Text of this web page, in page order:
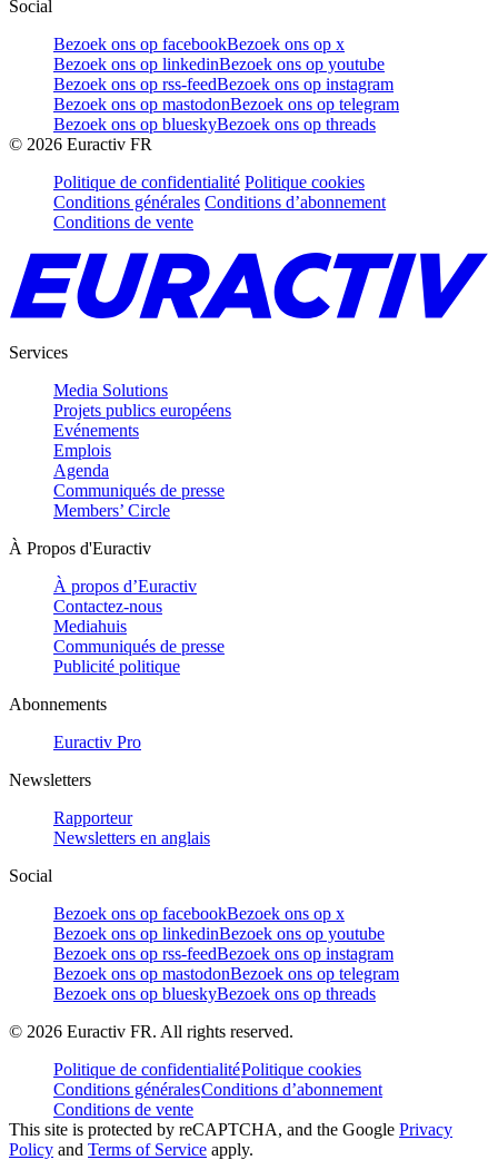
Social
Bezoek ons op facebookBezoek ons op x
Bezoek ons op linkedinBezoek ons op youtube
Bezoek ons op rss-feedBezoek ons op instagram
Bezoek ons op mastodonBezoek ons op telegram
Bezoek ons op blueskyBezoek ons op threads
© 2026 Euractiv FR
Politique de confidentialité Politique cookies
Conditions générales Conditions d’abonnement
Conditions de vente
Services
Media Solutions
Projets publics européens
Evénements
Emplois
Agenda
Communiqués de presse
Members’ Circle
À Propos d'Euractiv
À propos d’Euractiv
Contactez-nous
Mediahuis
Communiqués de presse
Publicité politique
Abonnements
Euractiv Pro
Newsletters
Rapporteur
Newsletters en anglais
Social
Bezoek ons op facebookBezoek ons op x
Bezoek ons op linkedinBezoek ons op youtube
Bezoek ons op rss-feedBezoek ons op instagram
Bezoek ons op mastodonBezoek ons op telegram
Bezoek ons op blueskyBezoek ons op threads
© 2026 Euractiv FR. All rights reserved.
Politique de confidentialitéPolitique cookies
Conditions généralesConditions d’abonnement
Conditions de vente
This site is protected by reCAPTCHA, and the Google Privacy
Policy and Terms of Service apply.